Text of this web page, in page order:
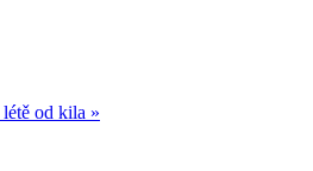
od kila »